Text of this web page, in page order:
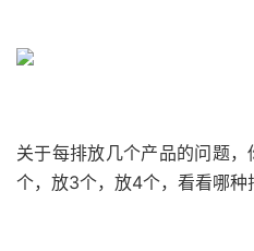
关于每排放几个产品的问题
个，放3个，放4个，看看哪种